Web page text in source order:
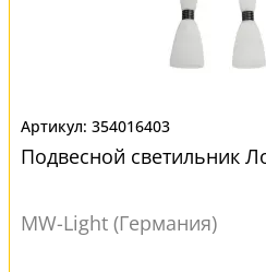
354016403
Подвесной светильник
MW-Light (Германия)